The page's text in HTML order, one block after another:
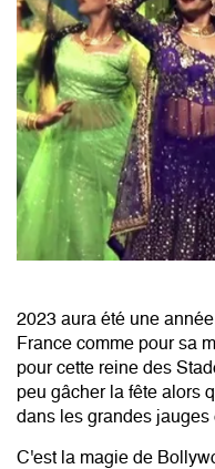
2023 aura été une
France comme pour sa
pour cette reine des
peu gâcher la fête alors
dans les grandes jauges
C'est la magie de